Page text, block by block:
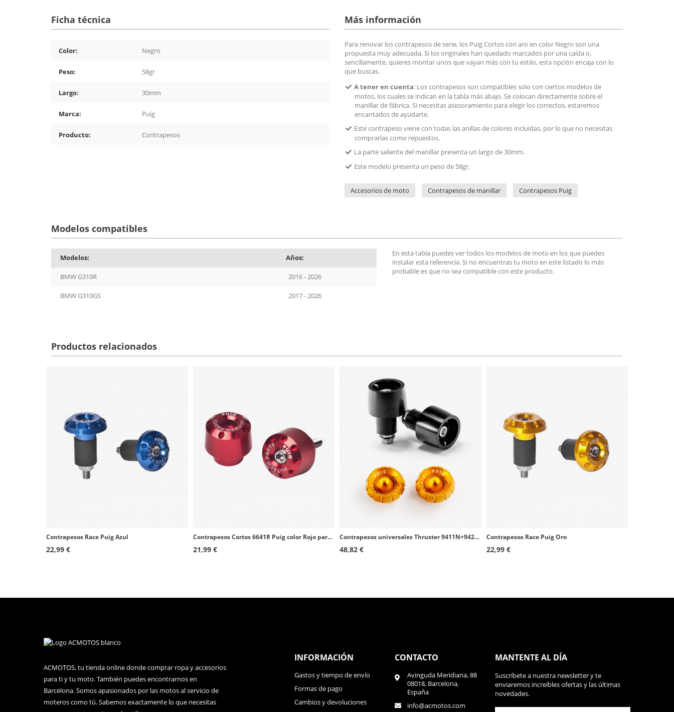
Ficha técnica
Color: Negro
Peso: 58gr
Largo: 30mm
Marca: Puig
Producto: Contrapesos
Más información
Para renovar los contrapesos de serie, los Puig Cortos con aro en color Negro son una
propuesta muy adecuada. Si los originales han quedado marcados por una caída o,
sencillamente, quieres montar unos que vayan más con tu estilo, esta opción encaja con lo
que buscas.
A tener en cuenta: Los contrapesos son compatibles solo con ciertos modelos de
motos, los cuales se indican en la tabla más abajo. Se colocan directamente sobre el
manillar de fábrica. Si necesitas asesoramiento para elegir los correctos, estaremos
encantados de ayudarte.
Este contrapeso viene con todas las anillas de colores incluidas, por lo que no necesitas
comprarlas como repuestos.
La parte saliente del manillar presenta un largo de 30mm.
Este modelo presenta un peso de 58gr.
Accesorios de moto Contrapesos de manillar Contrapesos Puig
Modelos compatibles
Modelos: Años:
BMW G310R 2016 - 2026
BMW G310GS 2017 - 2026
En esta tabla puedes ver todos los modelos de moto en los que puedes
instalar esta referencia. Si no encuentras tu moto en este listado lo más
probable es que no sea compatible con este producto.
Productos relacionados
Contrapesos Race Puig Azul
22,99 €
Contrapesos Cortos 6641R Puig color Rojo para BMW F700/800GS (12-21), R1200/1250RS (15-26)
21,99 €
Contrapesos universales Thruster 9411N+9420O Puig color Oro
48,82 €
Contrapesos Race Puig Oro
22,99 €
ACMOTOS, tu tienda online donde comprar ropa y accesorios
para ti y tu moto. También puedes encontrarnos en
Barcelona. Somos apasionados por las motos al servicio de
moteros como tú. Sabemos exactamente lo que necesitas
INFORMACIÓN
Gastos y tiempo de envío
Formas de pago
Cambios y devoluciones
CONTACTO
Avinguda Meridiana, 88
08018, Barcelona,
España
info@acmotos.com
MANTENTE AL DÍA
Suscríbete a nuestra newsletter y te
enviaremos increíbles ofertas y las últimas
novedades.